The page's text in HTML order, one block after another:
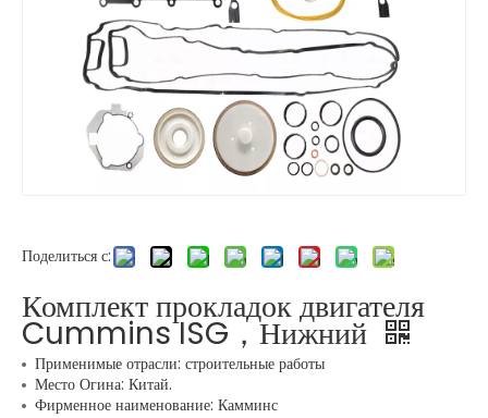
Поделиться с:
Комплект прокладок двигателя
Cummins ISG，Нижний
Применимые отрасли: строительные работы
Место Огина: Китай.
Фирменное наименование: Камминс